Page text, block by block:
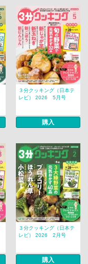
３分クッキング（日本テ
レビ） 2026 5月号
購入
３分クッキング（日本テ
レビ） 2026 2月号
購入